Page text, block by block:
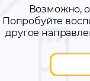
Возможно,
Попробуйте
другое